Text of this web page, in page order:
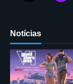
Notícias